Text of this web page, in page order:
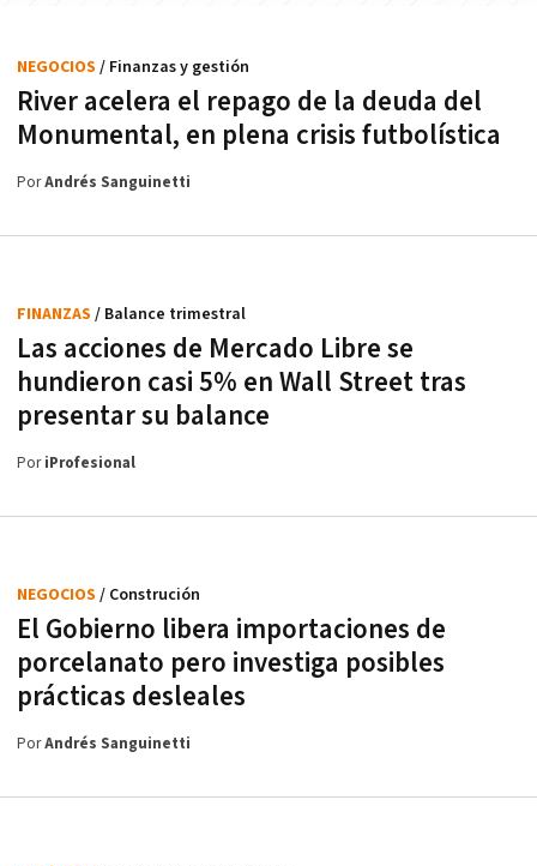
River acelera el repago de la deuda del
Monumental, en plena crisis futbolística
NEGOCIOS / Finanzas y gestión
PorAndrés Sanguinetti
Las acciones de Mercado Libre se
hundieron casi 5% en Wall Street tras
presentar su balance
FINANZAS / Balance trimestral
PoriProfesional
El Gobierno libera importaciones de
porcelanato pero investiga posibles
prácticas desleales
NEGOCIOS / Construción
PorAndrés Sanguinetti